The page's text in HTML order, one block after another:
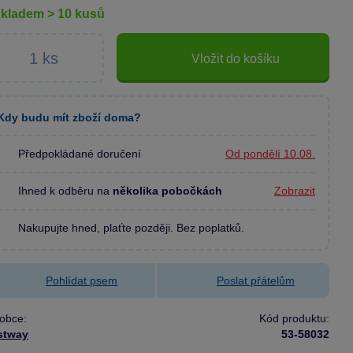
skladem > 10 kusů
Vložit do košíku
budu mít zboží doma?
Předpokládané doručení Od pondělí 10.08.
Ihned k odběru na několika pobočkách Zobrazit
Nakupujte hned, plaťte později. Bez poplatků.
Pohlídat psem Poslat přátelům
Kód produktu:
53-58032